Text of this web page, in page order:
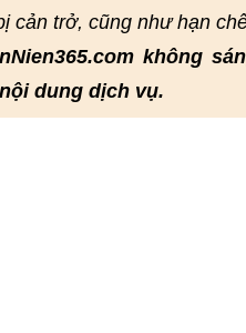
cản trở, cũng như hạn
không
dung dịch vụ.